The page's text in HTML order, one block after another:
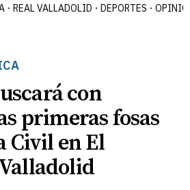
REAL VALLADOLID DEPORTES
con
primeras fosas
Civil en El